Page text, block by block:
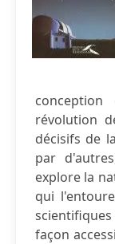
révolution
décisifs de
par
explore la
qui
façon